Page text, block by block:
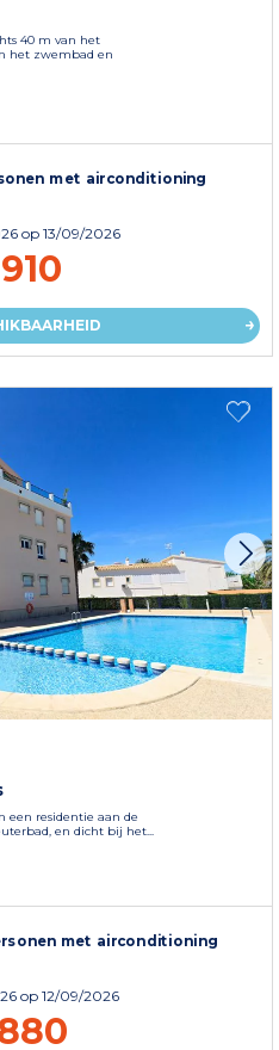
40 m van het
het zwembad en
met airconditioning
op 13/09/2026
residentie aan de
en dicht bij het...
met airconditioning
op 12/09/2026